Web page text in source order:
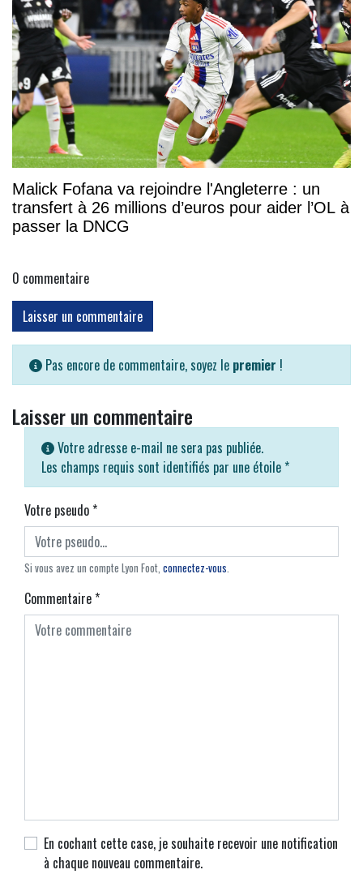
Malick Fofana va rejoindre l'Angleterre : un
transfert à 26 millions d’euros pour aider l’OL à
passer la DNCG
0 commentaire
Laisser un commentaire
Pas encore de commentaire, soyez le premier !
Laisser un commentaire
Votre adresse e-mail ne sera pas publiée.
Les champs requis sont identifiés par une étoile *
Votre pseudo*
Si vous avez un compte Lyon Foot, connectez-vous.
Commentaire*
En cochant cette case, je souhaite recevoir une notification
à chaque nouveau commentaire.